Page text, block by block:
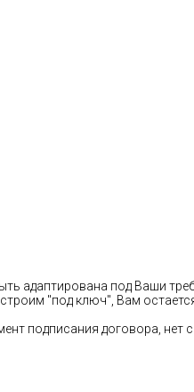
адаптирована под Ваши
"под ключ", Вам
подписания договора, нет